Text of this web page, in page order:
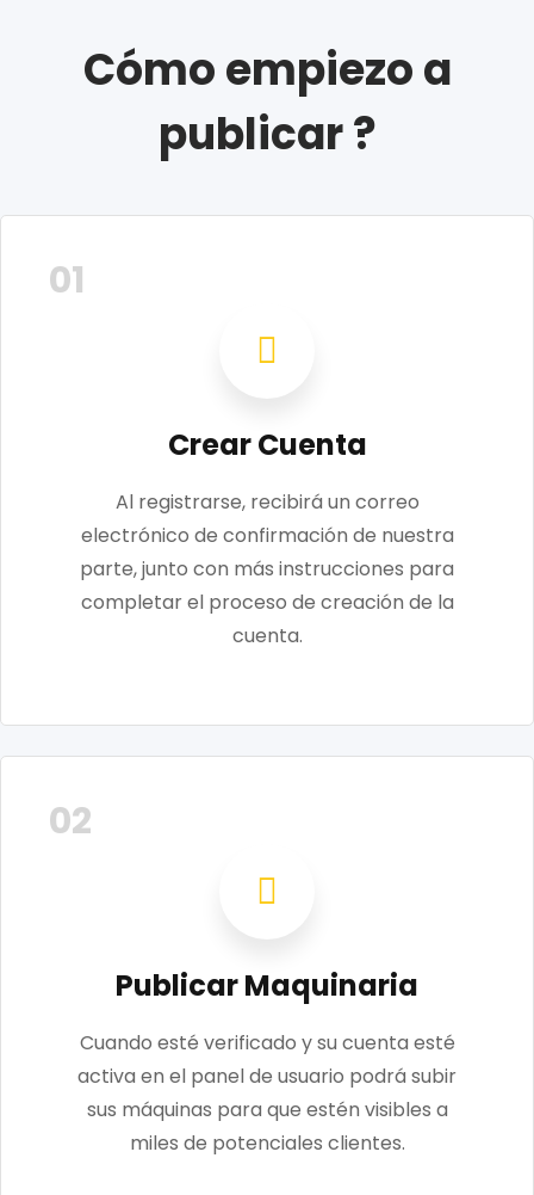
Cómo empiezo a
publicar ?
01
Crear Cuenta
Al registrarse, recibirá un correo
electrónico de confirmación de nuestra
parte, junto con más instrucciones para
completar el proceso de creación de la
cuenta.
02
Publicar Maquinaria
Cuando esté verificado y su cuenta esté
activa en el panel de usuario podrá subir
sus máquinas para que estén visibles a
miles de potenciales clientes.